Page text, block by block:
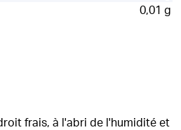
0,01 g
frais, à l'abri de l'humidité et